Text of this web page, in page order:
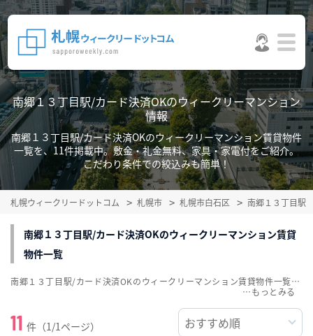
南郷１３丁目駅/カード決済OKのウィークリーマンション
情報
南郷１３丁目駅/カード決済OKのウィークリーマンション賃貸物件
一覧を、11件掲載中。敷金・礼金無料、家具・家電付をご紹介。
こだわり条件での絞込みも簡単！
札幌ウィークリードットコム 札幌市 札幌市白石区 南郷１３丁目駅
南郷１３丁目駅/カード決済OKのウィークリーマンション賃貸
物件一覧
11 件（1/1ページ）
南郷１３丁目駅/カード決済OKのウィークリーマンション賃貸物件一覧を、11件掲載中。敷金・礼金無料、家具・家電付をご紹介。こだわり条件での絞込みも簡単！
…